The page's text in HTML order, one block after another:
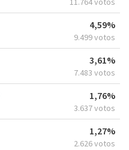
4,59%
9.499 votos
3,61%
7.483 votos
1,76%
3.637 votos
1,27%
2.626 votos